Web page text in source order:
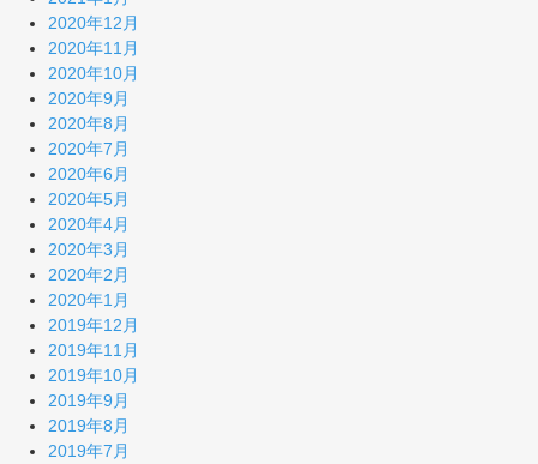
2020年12月
2020年11月
2020年10月
2020年9月
2020年8月
2020年7月
2020年6月
2020年5月
2020年4月
2020年3月
2020年2月
2020年1月
2019年12月
2019年11月
2019年10月
2019年9月
2019年8月
2019年7月